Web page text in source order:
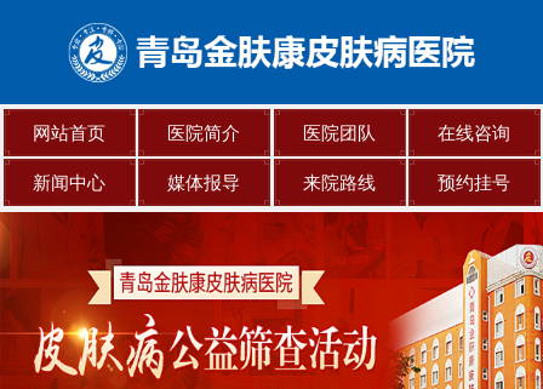
网站首页 医院简介 医院团队 在线咨询
新闻中心 媒体报导 来院路线 预约挂号